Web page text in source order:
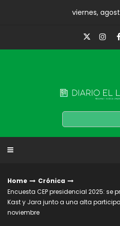
viernes,
Home
Crónica
Encuesta CEP presidencial 2025: se
Kast y Jara junto a una alta
noviembre